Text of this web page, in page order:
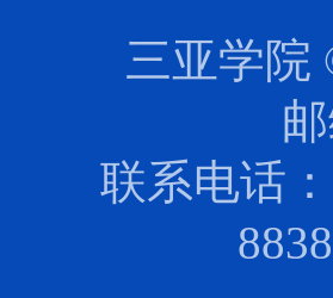
三亚学院
联系电话